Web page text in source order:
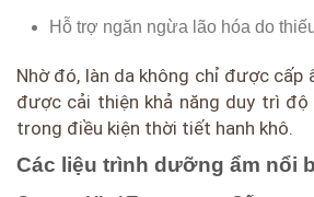
Hỗ trợ ngăn ngừa lão hóa do
Nhờ đó, làn da không chỉ được
được cải thiện khả năng duy trì độ
trong điều kiện thời tiết hanh khô.
Các liệu trình dưỡng ẩm nổi